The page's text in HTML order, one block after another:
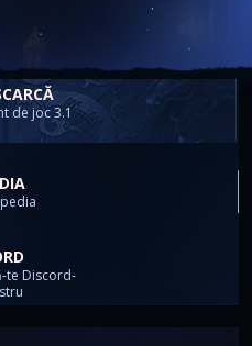
de joc 3.1
te Discord-